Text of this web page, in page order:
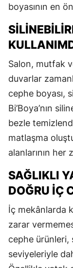
boyasının en
Salon, mutfak
duvarlar
cephe boyası,
Bi’Boya’nın
bezle
matlaşma
alanlarının her
SAĞLIKLI
DOĞRU İÇ
İç mekânlarda
zarar
cephe ürünleri,
seviyeleriyle